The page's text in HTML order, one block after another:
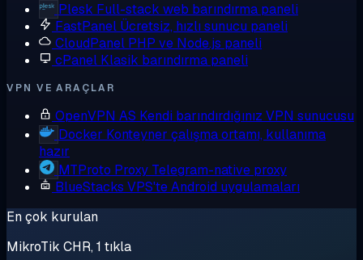
Plesk Full-stack web barındırma paneli
FastPanel Ücretsiz, hızlı sunucu paneli
CloudPanel PHP ve Node.js paneli
cPanel Klasik barındırma paneli
VPN VE ARAÇLAR
OpenVPN AS Kendi barındırdığınız VPN sunucusu
Docker Konteyner çalışma ortamı, kullanıma
hazır
MTProto Proxy Telegram-native proxy
BlueStacks VPS'te Android uygulamaları
En çok kurulan
MikroTik CHR, 1 tıkla